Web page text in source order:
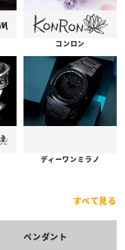
コンロン
ディーワンミラノ
すべて見る
ペンダント